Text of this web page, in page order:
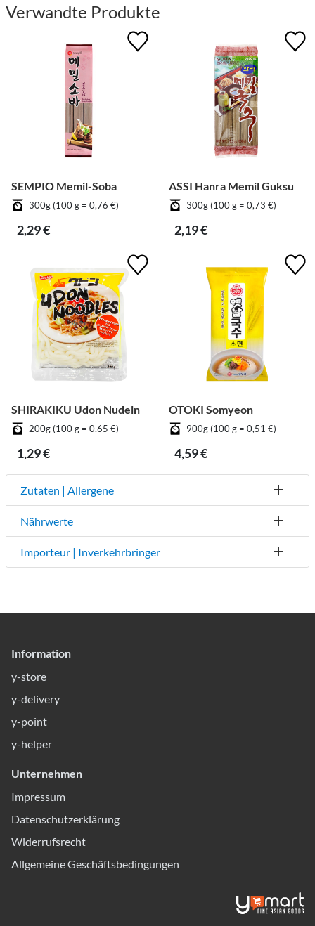
Verwandte Produkte
SEMPIO Memil-Soba
300g (100 g = 0,76 €)
2,29 €
ASSI Hanra Memil Guksu
300g (100 g = 0,73 €)
2,19 €
SHIRAKIKU Udon Nudeln
200g (100 g = 0,65 €)
1,29 €
OTOKI Somyeon
900g (100 g = 0,51 €)
4,59 €
Zutaten | Allergene
Nährwerte
Importeur | Inverkehrbringer
Information
y-store
y-delivery
y-point
y-helper
Unternehmen
Impressum
Datenschutzerklärung
Widerrufsrecht
Allgemeine Geschäftsbedingungen